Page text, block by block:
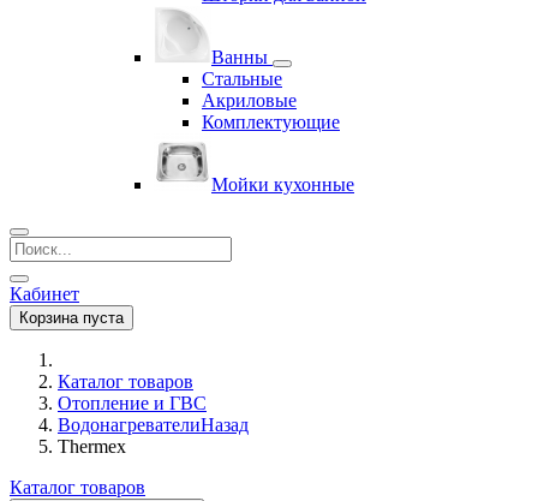
Ванны
Стальные
Акриловые
Комплектующие
Мойки кухонные
Кабинет
Корзина пуста
Каталог товаров
Отопление и ГВС
ВодонагревателиНазад
Thermex
Каталог товаров